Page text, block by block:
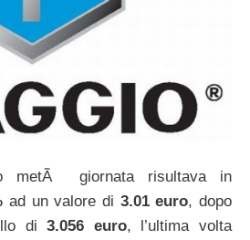
metÃ giornata risultava in
ad un valore di 3.01 euro, dopo
di3.056 euro, l’ultima volta